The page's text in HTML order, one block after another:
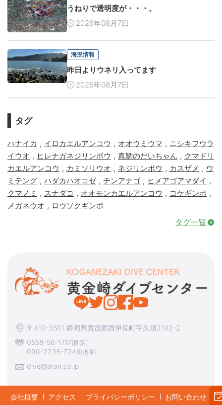
うねりで透明度が・・・。
2026年08月7日
海況情報
昨日よりウネリ入ってます
2026年08月7日
タグ
ハナイカ , イロカエルアンコウ , オオウミウマ , ニシキフウラ
イウオ , ヒレナガネジリンボウ , 真鯛のだいちゃん , クマドリ
カエルアンコウ , カミソリウオ , ネジリンボウ , カスザメ , ウ
ミテング , ハダカハオコゼ, チンアナゴ , ヒメアゴアマダイ ,
クマノミ , スナダコ , オオモンカエルアンコウ , コケギンポ ,
メガネウオ , ロウソクギンポ
タグ一覧
〒410-3501 静岡県賀茂郡西伊豆町宇久須2192-2
0558-56-1717[固定]
090-2235-7246[携帯]
dive@arari.co.jp
会社概要 アクセス プライバシーポリシー お問い合わせ